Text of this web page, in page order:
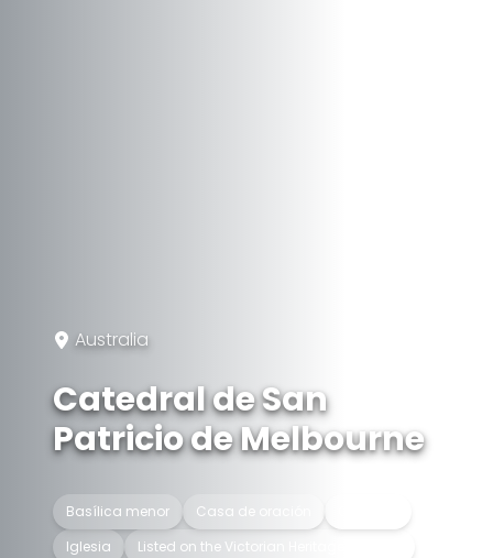
Australia
Catedral de San
Patricio de Melbourne
Basílica menor Casa de oración
Iglesia
Listed on the Victorian Heritage Register